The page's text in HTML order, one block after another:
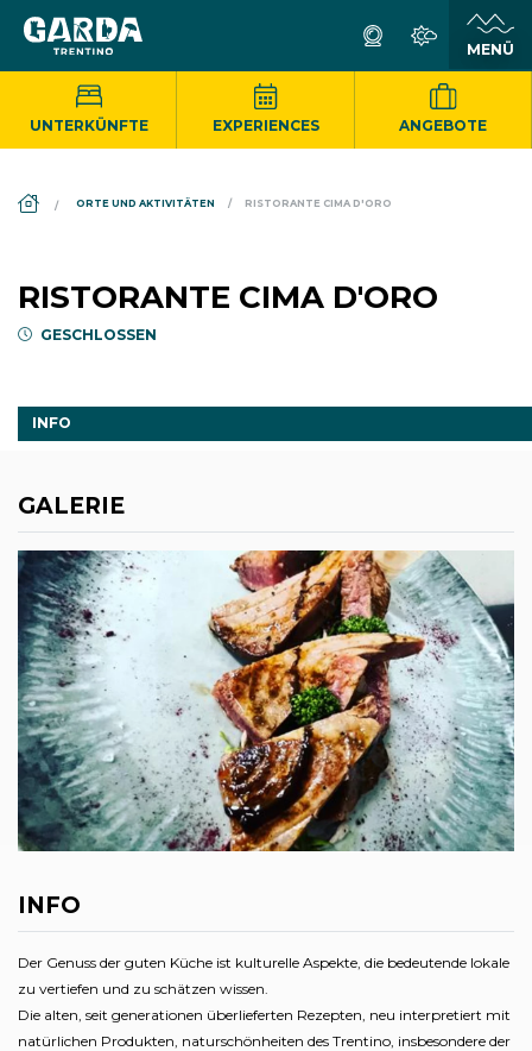
UNTERKÜNFTE EXPERIENCES ANGEBOTE
ORTE UND AKTIVITÄTEN RISTORANTE CIMA D'ORO
RISTORANTE CIMA D'ORO
GESCHLOSSEN
INFO
GALERIE
INFO
Der Genuss der guten Küche ist kulturelle Aspekte, die bedeutende lokale
zu vertiefen und zu schätzen wissen.
Die alten, seit generationen überlieferten Rezepten, neu interpretiert mit
natürlichen Produkten, naturschönheiten des Trentino, insbesondere der